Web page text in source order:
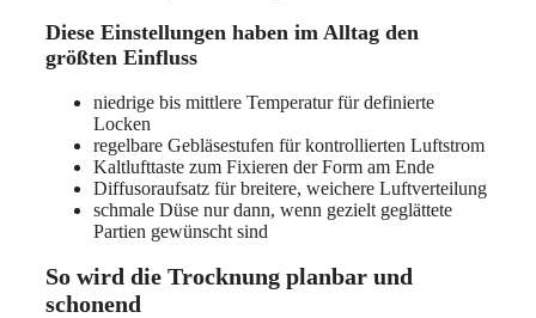
Diese Einstellungen haben im Alltag den
größten Einfluss
niedrige bis mittlere Temperatur für definierte
Locken
regelbare Gebläsestufen für kontrollierten Luftstrom
Kaltlufttaste zum Fixieren der Form am Ende
Diffusoraufsatz für breitere, weichere Luftverteilung
schmale Düse nur dann, wenn gezielt geglättete
Partien gewünscht sind
So wird die Trocknung planbar und
schonend